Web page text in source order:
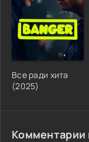
Все ради хита
(2025)
Комментарии